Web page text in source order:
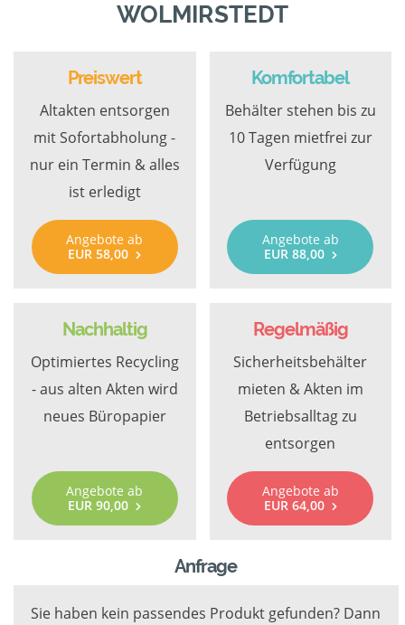
WOLMIRSTEDT
Preiswert
Altakten entsorgen
mit Sofortabholung -
nur ein Termin & alles
ist erledigt
Angebote ab
EUR 58,00
Komfortabel
Behälter stehen bis zu
10 Tagen mietfrei zur
Verfügung
Angebote ab
EUR 88,00
Nachhaltig
Optimiertes Recycling
- aus alten Akten wird
neues Büropapier
Angebote ab
EUR 90,00
Regelmäßig
Sicherheitsbehälter
mieten & Akten im
Betriebsalltag zu
entsorgen
Angebote ab
EUR 64,00
Anfrage
Sie haben kein passendes Produkt gefunden? Dann